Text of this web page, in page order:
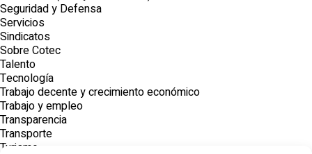
Seguridad y Defensa
Servicios
Sindicatos
Sobre Cotec
Talento
Tecnología
Trabajo decente y crecimiento económico
Trabajo y empleo
Transparencia
Transporte
Turismo